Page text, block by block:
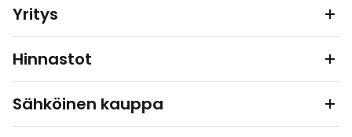
Yritys
Hinnastot
Sähköinen kauppa